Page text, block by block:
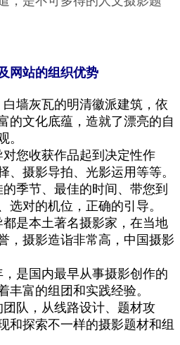
网站的组织优势
墙灰瓦的明清徽派建筑，依
的文化底蕴，造就了漂亮的自
。
对您收获作品起到决定性作
、摄影导拍、 光影运用等等。
季节、最佳的时间、带您到
选对的机位， 正确的引 导。
都是本土著名摄影家 ， 在当地
，摄影造诣非常高，中国摄影
，是国内最早从事摄影创作的
丰富的组团和实践经验。
团队， 从线路设计、 题材攻
和探索不一样的摄影题材和组